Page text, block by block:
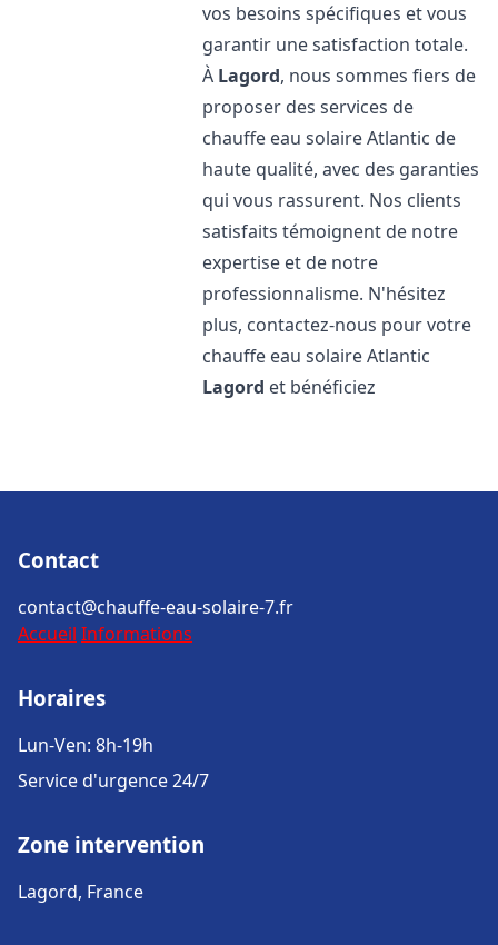
vos besoins spécifiques et vous
garantir une satisfaction totale.
À Lagord, nous sommes fiers de
proposer des services de
chauffe eau solaire Atlantic de
haute qualité, avec des garanties
qui vous rassurent. Nos clients
satisfaits témoignent de notre
expertise et de notre
professionnalisme. N'hésitez
plus, contactez-nous pour votre
chauffe eau solaire Atlantic
Lagord et bénéficiez
Contact
contact@chauffe-eau-solaire-7.fr
Accueil Informations
Horaires
Lun-Ven: 8h-19h
Service d'urgence 24/7
Zone intervention
Lagord, France